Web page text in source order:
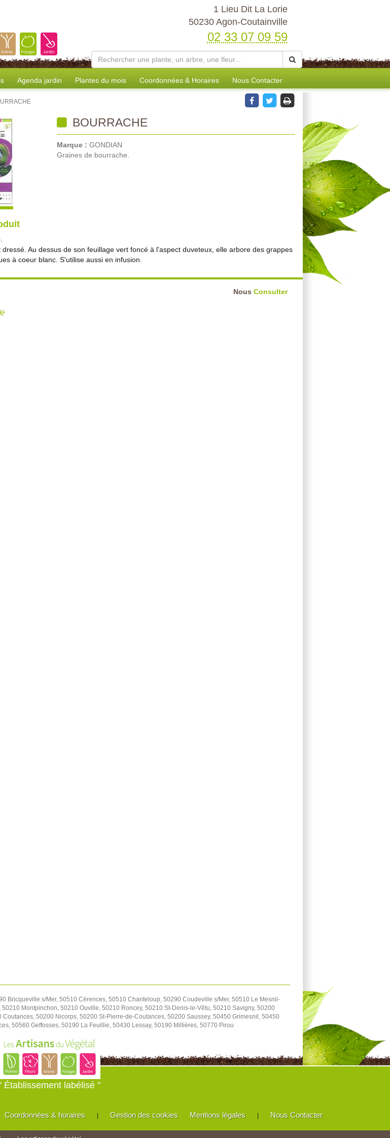
1 Lieu Dit La Lorie
50230 Agon-Coutainville
02 33 07 09 59
Agenda jardin Plantes du mois Coordonnées & Horaires Nous Contacter
BOURRACHE
Marque : GONDIAN
Graines de bourrache.
Au dessus de son feuillage vert foncé à l'aspect duveteux, elle arbore des grappes
à coeur blanc. S'utilise aussi en infusion.
Nous Consulter
Bricqueville s/Mer, 50510 Cérences, 50510 Chanteloup, 50290 Coudeville s/Mer, 50510 Le Mesnil-
Montpinchon, 50210 Ouville, 50210 Roncey, 50210 St-Denis-le-Vêtu, 50210 Savigny, 50200
50200 Nicorps, 50200 St-Pierre-de-Coutances, 50200 Saussey, 50450 Grimesnil, 50450
50560 Geffosses, 50190 La Feuillie, 50430 Lessay, 50190 Millières, 50770 Pirou
Établissement labélisé "
Coordonnées & horaires | Gestion des cookies Mentions légales | Nous Contacter